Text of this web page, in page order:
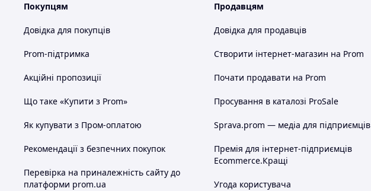
Покупцям
Довідка для покупців
Prom-підтримка
Акційні пропозиції
Що таке «Купити з Prom»
Як купувати з Пром-оплатою
Рекомендації з безпечних покупок
Перевірка на приналежність сайту до
платформи prom.ua
Продавцям
Довідка для продавців
Створити інтернет-магазин на Prom
Почати продавати на Prom
Просування в каталозі ProSale
Sprava.prom — медіа для підприємців
Премія для інтернет-підприємців
Ecommerce.Кращі
Угода користувача